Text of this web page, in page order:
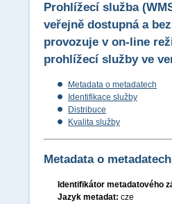
Prohlížecí služba
veřejně dostupná a
provozuje v on-line
prohlížecí služby ve
Metadata o metadatech
Identifikace služby
Distribuce
Kvalita služby
Metadata o metadatech
Identifikátor metadatového
Jazyk metadat: cze